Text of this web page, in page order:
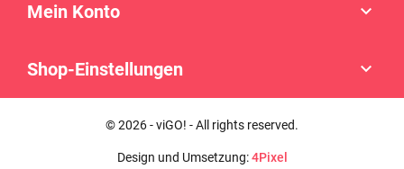
Mein Konto 
Shop-Einstellungen 
© 2026 - viGO! - All rights reserved.
Design und Umsetzung:4Pixel